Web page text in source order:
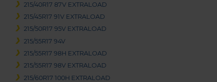
215/40R17 87V EXTRALOAD
215/45R17 91V EXTRALOAD
215/50R17 95V EXTRALOAD
215/55R17 94V
215/55R17 98H EXTRALOAD
215/55R17 98V EXTRALOAD
215/60R17 100H EXTRALOAD